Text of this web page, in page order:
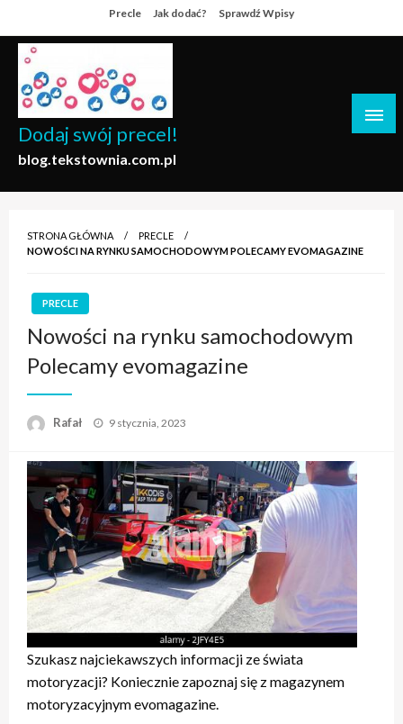
to
content
Precle Jak dodać? Sprawdź Wpisy
Dodaj swój precel!
blog.tekstownia.com.pl
STRONA GŁÓWNA
PRECLE
NOWOŚCI NA RYNKU SAMOCHODOWYM POLECAMY EVOMAGAZINE
PRECLE
Nowości na rynku samochodowym
Polecamy evomagazine
Rafał
Opublikowane
9 stycznia, 2023
Szukasz najciekawszych informacji ze świata
motoryzacji? Koniecznie zapoznaj się z magazynem
motoryzacyjnym evomagazine.